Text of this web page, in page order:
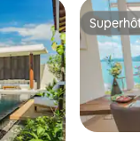
les plus aimés